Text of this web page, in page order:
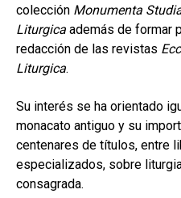
colección Monumenta
Liturgica además de formar
redacción de las revistas
Liturgica.
Su interés se ha orientado
monacato antiguo y su
centenares de títulos, entre
especializados, sobre
consagrada.